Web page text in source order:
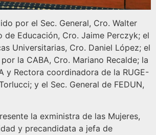
por el Sec. General, Cro. Walter
de Educación, Cro. Jaime Perczyk; el
Universitarias, Cro. Daniel López; el
la CABA, Cro. Mariano Recalde; la
y Rectora coordinadora de la RUGE-
y el Sec. General de FEDUN,
la exministra de las Mujeres,
y precandidata a jefa de